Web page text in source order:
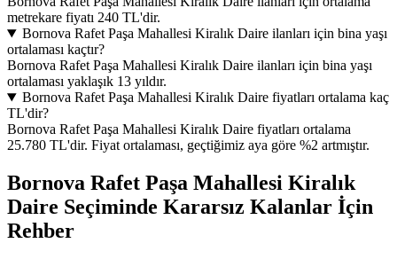
metrekare fiyatı 240 TL'dir.
Bornova Rafet Paşa Mahallesi Kiralık Daire ilanları için bina yaşı
ortalaması kaçtır?
Bornova Rafet Paşa Mahallesi Kiralık Daire ilanları için bina yaşı
ortalaması yaklaşık 13 yıldır.
Bornova Rafet Paşa Mahallesi Kiralık Daire fiyatları ortalama kaç
TL'dir?
Bornova Rafet Paşa Mahallesi Kiralık Daire fiyatları ortalama
25.780 TL'dir. Fiyat ortalaması, geçtiğimiz aya göre %2 artmıştır.
Bornova Rafet Paşa Mahallesi Kiralık
Daire Seçiminde Kararsız Kalanlar İçin
Rehber